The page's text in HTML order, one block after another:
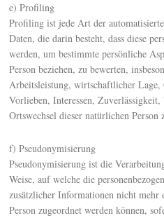
e) Profiling
Profiling ist jede Art der
Daten, die darin besteht, dass diese
werden, um bestimmte persönliche
Person beziehen, zu bewerten,
Arbeitsleistung, wirtschaftlicher Lage,
Vorlieben, Interessen,
Ortswechsel dieser natürlichen Person
f) Pseudonymisierung
Pseudonymisierung ist die
Weise, auf welche die
zusätzlicher Informationen nicht mehr
Person zugeordnet werden können,